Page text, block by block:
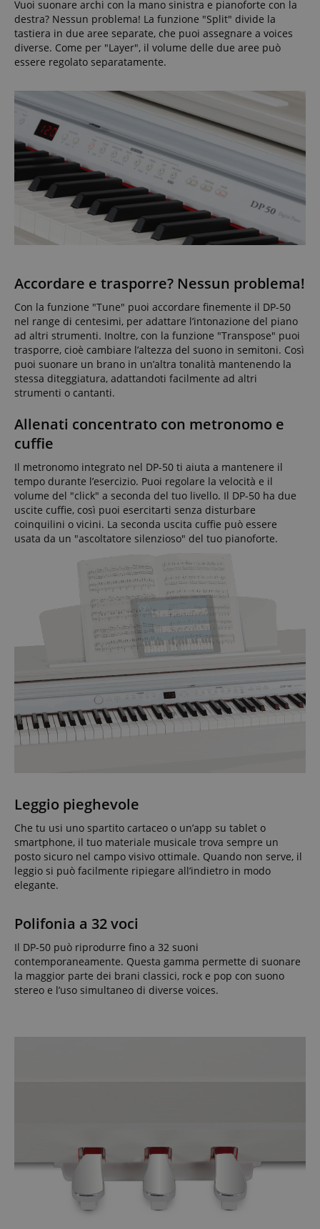
Vuoi suonare archi con la mano sinistra e pianoforte con la
destra? Nessun problema! La funzione "Split" divide la
tastiera in due aree separate, che puoi assegnare a voices
diverse. Come per "Layer", il volume delle due aree può
essere regolato separatamente.
Accordare e trasporre? Nessun problema!
Con la funzione "Tune" puoi accordare finemente il DP-50
nel range di centesimi, per adattare l’intonazione del piano
ad altri strumenti. Inoltre, con la funzione "Transpose" puoi
trasporre, cioè cambiare l’altezza del suono in semitoni. Così
puoi suonare un brano in un’altra tonalità mantenendo la
stessa diteggiatura, adattandoti facilmente ad altri
strumenti o cantanti.
Allenati concentrato con metronomo e
cuffie
Il metronomo integrato nel DP-50 ti aiuta a mantenere il
tempo durante l’esercizio. Puoi regolare la velocità e il
volume del "click" a seconda del tuo livello. Il DP-50 ha due
uscite cuffie, così puoi esercitarti senza disturbare
coinquilini o vicini. La seconda uscita cuffie può essere
usata da un "ascoltatore silenzioso" del tuo pianoforte.
Leggio pieghevole
Che tu usi uno spartito cartaceo o un’app su tablet o
smartphone, il tuo materiale musicale trova sempre un
posto sicuro nel campo visivo ottimale. Quando non serve, il
leggio si può facilmente ripiegare all’indietro in modo
elegante.
Polifonia a 32 voci
Il DP-50 può riprodurre fino a 32 suoni
contemporaneamente. Questa gamma permette di suonare
la maggior parte dei brani classici, rock e pop con suono
stereo e l’uso simultaneo di diverse voices.